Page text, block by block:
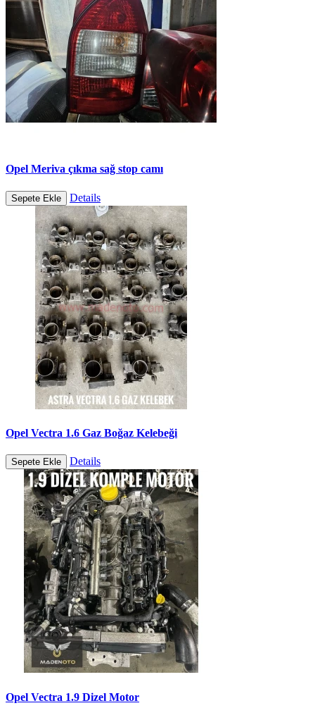
Opel Meriva çıkma sağ stop camı
Sepete Ekle Details
Opel Vectra 1.6 Gaz Boğaz Kelebeği
Sepete Ekle Details
Opel Vectra 1.9 Dizel Motor